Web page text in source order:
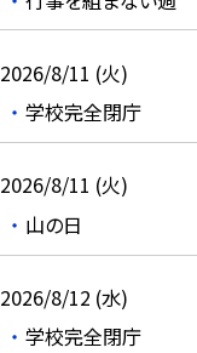
2026/8/11 (火)
学校完全閉庁
2026/8/11 (火)
山の日
2026/8/12 (水)
学校完全閉庁